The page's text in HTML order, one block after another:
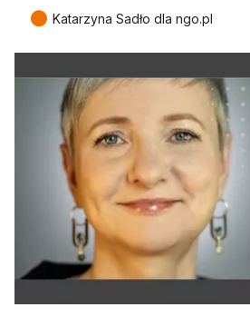
● Katarzyna Sadło dla ngo.pl